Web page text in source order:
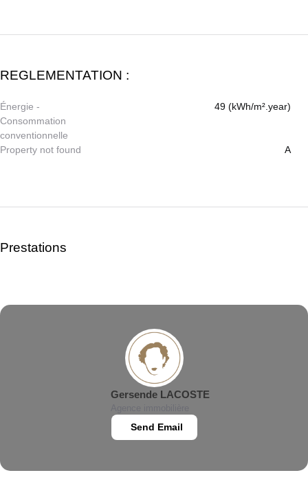
REGLEMENTATION :
Énergie -
Consommation
conventionnelle
49 (kWh/m².year)
Property not found A
Prestations
Gersende LACOSTE
Send Email